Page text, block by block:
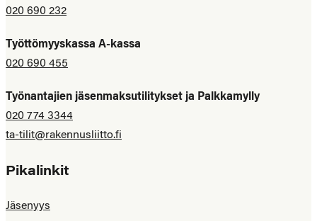
020 690 232
Työttömyyskassa A-kassa
020 690 455
Työnantajien jäsenmaksutilitykset ja Palkkamylly
020 774 3344
ta-tilit@rakennusliitto.fi
Pikalinkit
Jäsenyys